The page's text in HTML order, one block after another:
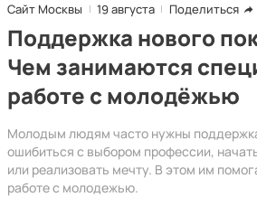
Сайт Москвы 19 августа Поделиться
Поддержка нового
Чем занимаются
работе с молодёжью
Молодым людям часто нужны
ошибиться с выбором профессии,
или реализовать мечту. В этом им
работе с молодежью.